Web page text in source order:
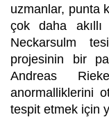
uzmanlar, punta
çok daha
Neckarsulm
projesinin bir
Andreas
anormalliklerini
tespit etmek için